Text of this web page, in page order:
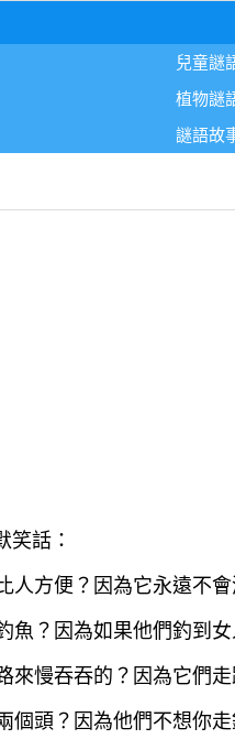
兒童謎
植物謎
謎語故
笑話：
人方便？因為它永遠不會
魚？因為如果他們釣到
來慢吞吞的？因為它們
個頭？因為他們不想你